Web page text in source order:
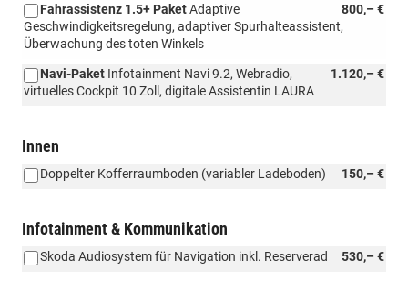
800,– €
Fahrassistenz 1.5+ PaketAdaptive
Geschwindigkeitsregelung, adaptiver Spurhalteassistent,
Überwachung des toten Winkels
1.120,– €
Navi-Paket Infotainment Navi 9.2, Webradio,
virtuelles Cockpit 10 Zoll, digitale Assistentin LAURA
Innen
150,– €
Doppelter Kofferraumboden (variabler Ladeboden)
Infotainment & Kommunikation
530,– €
Skoda Audiosystem für Navigation inkl. Reserverad